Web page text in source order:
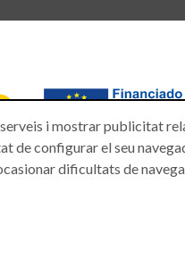
i mostrar publicitat
de configurar el seu
dificultats de